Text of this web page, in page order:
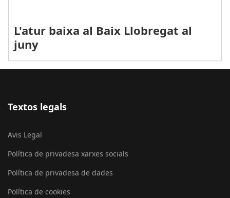
L'atur baixa al Baix Llobregat al
juny
Textos legals
Avis Legal
Política de privadesa xarxes socials
Política de privadesa de dades
Política de cookies